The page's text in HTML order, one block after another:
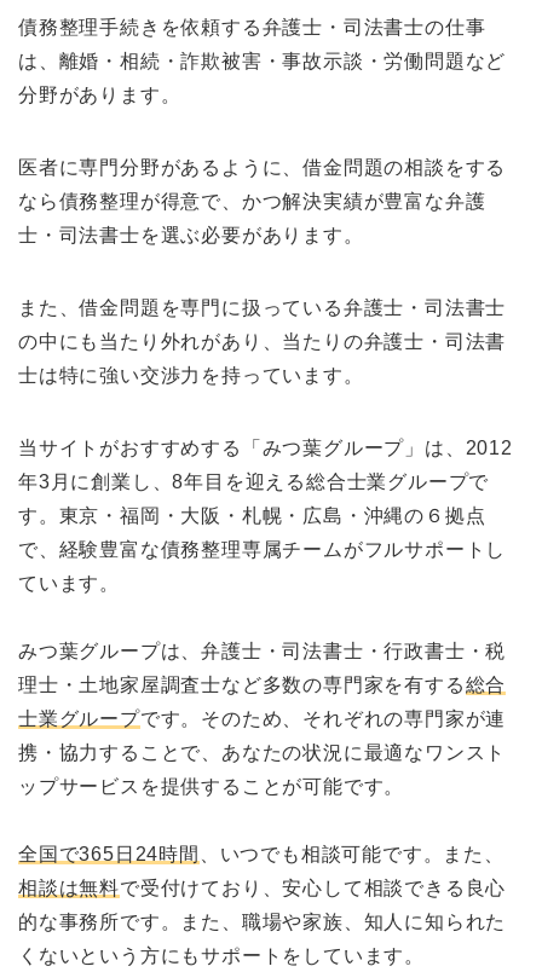
債務整理手続きを依頼する弁護士・司法書士の仕事
は、離婚・相続・詐欺被害・事故示談・労働問題など
分野があります。
医者に専門分野があるように、借金問題の相談をする
なら債務整理が得意で、かつ解決実績が豊富な弁護
士・司法書士を選ぶ必要があります。
また、借金問題を専門に扱っている弁護士・司法書士
の中にも当たり外れがあり、当たりの弁護士・司法書
士は特に強い交渉力を持っています。
当サイトがおすすめする「みつ葉グループ」は、2012
年3月に創業し、8年目を迎える総合士業グループで
す。東京・福岡・大阪・札幌・広島・沖縄の６拠点
で、経験豊富な債務整理専属チームがフルサポートし
ています。
みつ葉グループは、弁護士・司法書士・行政書士・税
理士・土地家屋調査士など多数の専門家を有する総合
士業グループです。そのため、それぞれの専門家が連
携・協力することで、あなたの状況に最適なワンスト
ップサービスを提供することが可能です。
全国で365日24時間
、いつでも相談可能です。また、
相談は無料で受付けており、安心して相談できる良心
的な事務所です。また、職場や家族、知人に知られた
くないという方にもサポートをしています。